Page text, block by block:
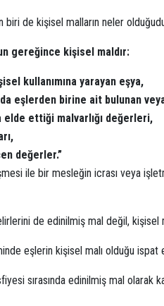
de kişisel malların neler
gereğince kişisel maldır:
kullanımına yarayan eşya,
eşlerden birine ait bulunan
elde ettiği malvarlığı değerleri,
değerler.”
ile bir mesleğin icrası veya
de edinilmiş mal değil,
eşlerin kişisel malı olduğu ispat
sırasında edinilmiş mal olarak